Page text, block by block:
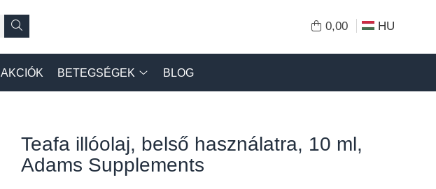
0,00 HU
AKCIÓK BETEGSÉGEK BLOG
Teafa illóolaj, belső használatra, 10 ml,
Adams Supplements